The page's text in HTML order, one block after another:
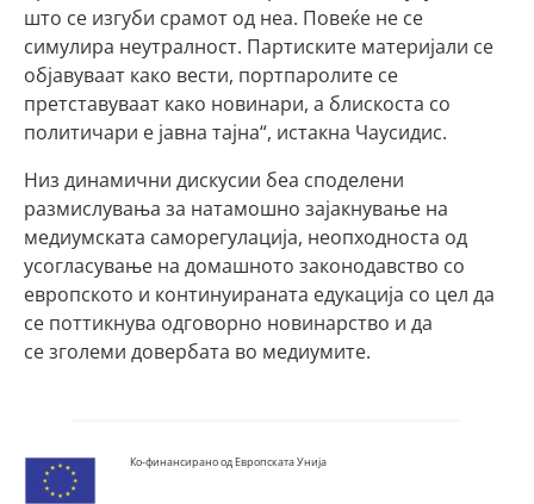
што се изгуби срамот од неа. Повеќе не се
симулира неутралност. Партиските материјали се
објавуваат како вести, портпаролите се
претставуваат како новинари, а блискоста со
политичари е јавна тајна“, истакна Чаусидис.
Низ динамични дискусии беа споделени
размислувања за натамошно зајакнување на
медиумската саморегулација, неопходноста од
усогласување на домашното законодавство со
европското и континуираната едукација со цел да
се поттикнува одговорно новинарство и да
се зголеми довербата во медиумите.
Ко-финансирано од Европската Унија